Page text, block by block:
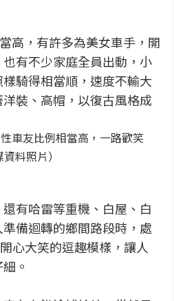
高，有許多為美女車手，開
有不少家庭全員出動，小
騎得相當順，速度不輸大
裝、高帽，以復古風格成
車友比例相當高，一路歡笑
料照片）
有哈雷等重機、白屋、白
備迴轉的鄉間路段時，處
心大笑的逗趣模樣，讓人
。